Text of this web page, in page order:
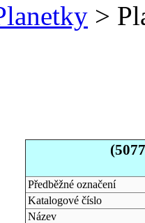
>
Předběžné označení
Katalogové číslo
Název